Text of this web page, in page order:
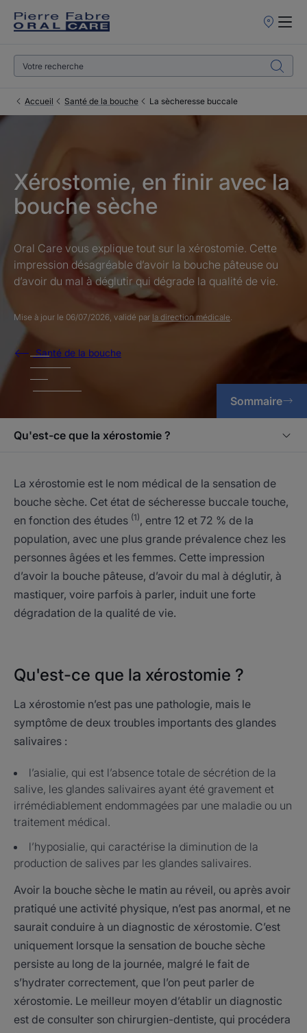
Points
Accueil Santé de la bouche La sècheresse buccale
Xérostomie, en finir avec la
bouche sèche
Oral Care vous explique tout sur la xérostomie. Cette
impression désagréable d’avoir la bouche pâteuse ou
d’avoir du mal à déglutir qui dégrade la qualité de vie.
Mise à jour le 06/07/2026, validé par la direction médicale.
Santé de la bouche
Sommaire
Qu'est-ce que la xérostomie ?
La xérostomie est le nom médical de la sensation de
bouche sèche. Cet état de sécheresse buccale touche,
en fonction des études (1), entre 12 et 72 % de la
population, avec une plus grande prévalence chez les
personnes âgées et les femmes. Cette impression
d’avoir la bouche pâteuse, d’avoir du mal à déglutir, à
mastiquer, voire parfois à parler, induit une forte
dégradation de la qualité de vie.
Qu'est-ce que la xérostomie ?
La xérostomie n’est pas une pathologie, mais le
symptôme de deux troubles importants des glandes
salivaires :
l’asialie, qui est l’absence totale de sécrétion de la
salive, les glandes salivaires ayant été gravement et
irrémédiablement endommagées par une maladie ou un
traitement médical.
l’hyposialie, qui caractérise la diminution de la
production de salives par les glandes salivaires.
Avoir la bouche sèche le matin au réveil, ou après avoir
pratiqué une activité physique, n’est pas anormal, et ne
saurait conduire à un diagnostic de xérostomie. C’est
uniquement lorsque la sensation de bouche sèche
persiste au long de la journée, malgré le fait de
s’hydrater correctement, que l’on peut parler de
xérostomie. Le meilleur moyen d’établir un diagnostic
est de consulter son chirurgien-dentiste, qui procédera